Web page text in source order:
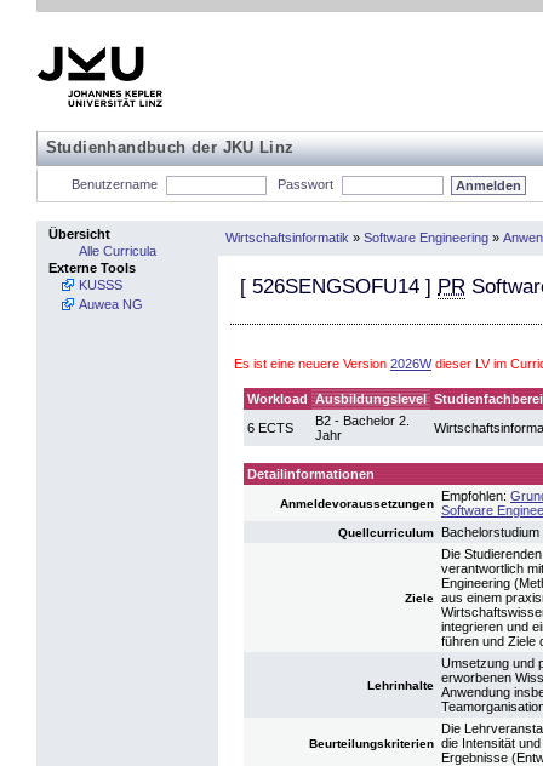
Studienhandbuch der JKU Linz
Benutzername Passwort
Übersicht
Alle Curricula
Externe Tools
KUSSS
Auwea NG
Wirtschaftsinformatik » Software Engineering »
[ 526SENGSOFU14 ] PR
Es ist eine neuere Version 2026Wdieser LV im
Workload Ausbildungslevel
6 ECTS
B2 - Bachelor 2.
Jahr
Detailinformationen
Anmeldevoraussetzungen
Empfohlen:
Software
Quellcurriculum
Ziele
Die
verantwortlich
Engineering
aus einem
integrieren und
führen und Ziele
Lehrinhalte
Umsetzung und
erworbenen
Anwendung
Beurteilungskriterien
Die
die Intensität
Ergebnisse